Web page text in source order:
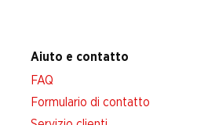
Aiuto e contatto
FAQ
Formulario di contatto